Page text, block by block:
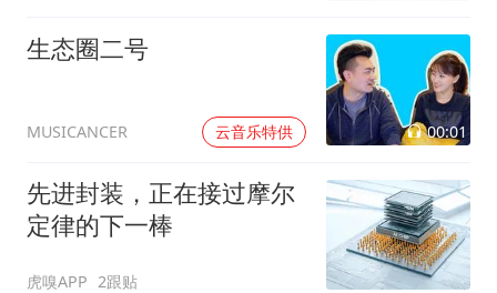
生态圈二号
MUSICANCER 云音乐特供 00:01
先进封装，正在接过摩尔
定律的下一棒
虎嗅APP 2跟贴